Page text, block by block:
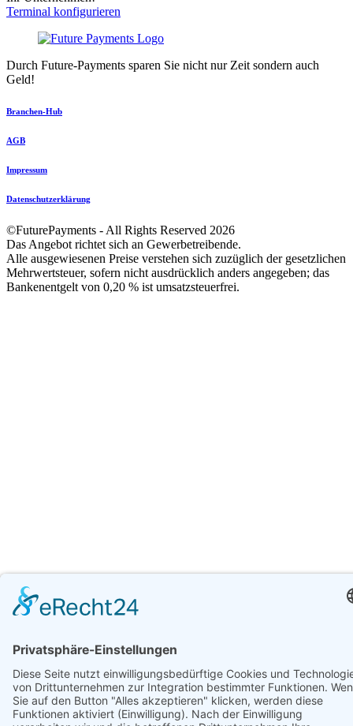
Terminal konfigurieren
Durch Future-Payments sparen Sie nicht nur Zeit sondern auch
Geld!
Branchen-Hub
AGB
Impressum
Datenschutzerklärung
©FuturePayments - All Rights Reserved 2026
Das Angebot richtet sich an Gewerbetreibende.
Alle ausgewiesenen Preise verstehen sich zuzüglich der gesetzlichen
Mehrwertsteuer, sofern nicht ausdrücklich anders angegeben; das
Bankenentgelt von 0,20 % ist umsatzsteuerfrei.